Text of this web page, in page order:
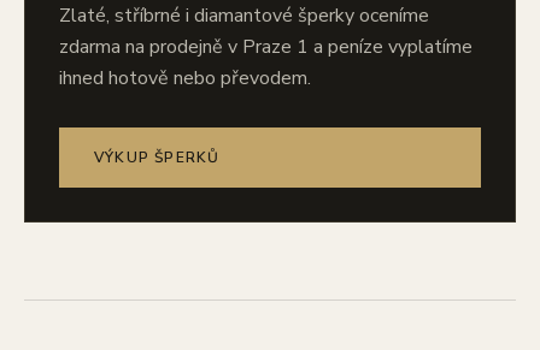
Zlaté, stříbrné i diamantové šperky oceníme
zdarma na prodejně v Praze 1 a peníze vyplatíme
ihned hotově nebo převodem.
VÝKUP ŠPERKŮ